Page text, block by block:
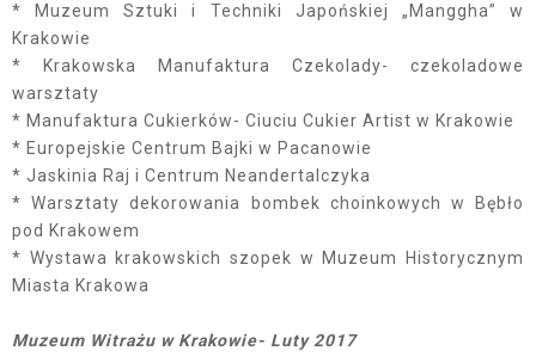
* Muzeum Sztuki i Techniki Japońskiej „Manggha” w
Krakowie
* Krakowska Manufaktura Czekolady- czekoladowe
warsztaty
* Manufaktura Cukierków- Ciuciu Cukier Artist w Krakowie
* Europejskie Centrum Bajki w Pacanowie
* Jaskinia Raj i Centrum Neandertalczyka
* Warsztaty dekorowania bombek choinkowych w Bębło
pod Krakowem
* Wystawa krakowskich szopek w Muzeum Historycznym
Miasta Krakowa
Muzeum Witrażu w Krakowie- Luty 2017